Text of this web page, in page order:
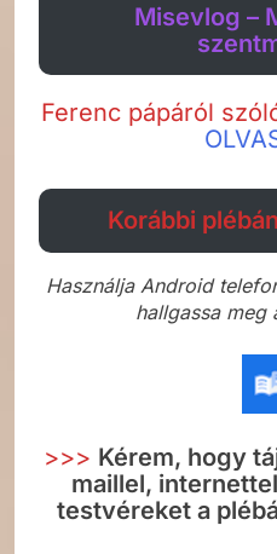
Misevlog –
Ferenc pápáról
Korábbi
Használja Android
hallgassa meg
>>> Kérem, hogy
maillel,
testvéreket a